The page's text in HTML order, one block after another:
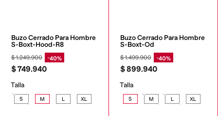
Buzo Cerrado Para Hombre
S-Boxt-Hood-R8
$1.249.900 40%
$749.940
Talla
S M L XL
Buzo Cerrado Para Hombre
S-Boxt-Od
$1.499.900 40%
$899.940
Talla
S M L XL